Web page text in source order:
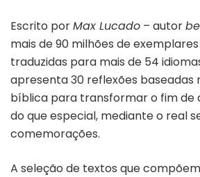
Escrito porMax Lucado – autor
mais de 90 milhões de
traduzidas para mais de 54
apresenta 30 reflexões baseadas
bíblica para transformar o fim de
do que especial, mediante o real
comemorações.
A seleção de textos que